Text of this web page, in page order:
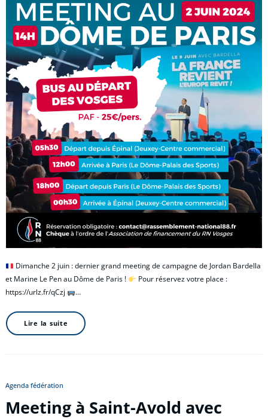
Dimanche 2 juin : dernier grand meeting de campagne de Jordan Bardella
et Marine Le Pen au Dôme de Paris !
Pour réservez votre place :
https://urlz.fr/qCzj
…
Lire la suite
Agenda fédération
Meeting à Saint-Avold avec